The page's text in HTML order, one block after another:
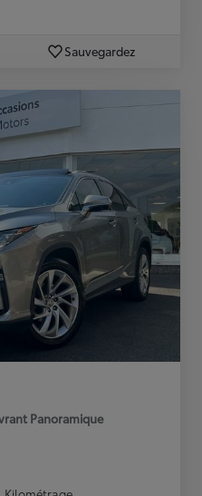
Sauvegardez
Panoramique